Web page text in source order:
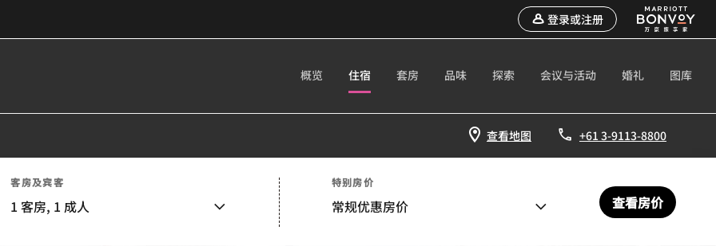
登录或注册
概览 住宿 套房 品味 探索 会议与活动 婚礼 图库
查看地图 +61 3-9113-8800
客房及宾客
1 客房, 1 成人
特别房价
常规优惠房价 查看房价